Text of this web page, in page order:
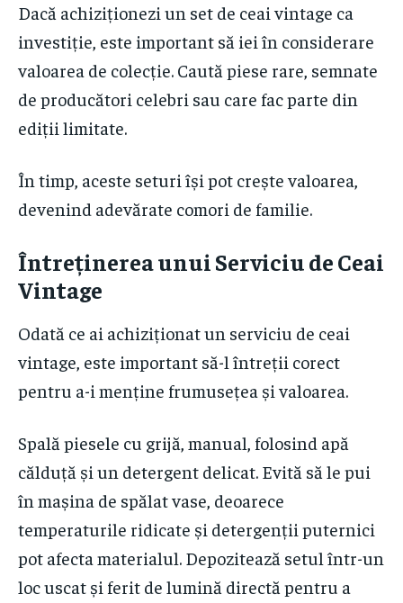
Dacă achiziționezi un set de ceai vintage ca
investiție, este important să iei în considerare
valoarea de colecție. Caută piese rare, semnate
de producători celebri sau care fac parte din
ediții limitate.
În timp, aceste seturi își pot crește valoarea,
devenind adevărate comori de familie.
Întreținerea unui Serviciu de Ceai
Vintage
Odată ce ai achiziționat un serviciu de ceai
vintage, este important să-l întreții corect
pentru a-i menține frumusețea și valoarea.
Spală piesele cu grijă, manual, folosind apă
călduță și un detergent delicat. Evită să le pui
în mașina de spălat vase, deoarece
temperaturile ridicate și detergenții puternici
pot afecta materialul. Depozitează setul într-un
loc uscat și ferit de lumină directă pentru a